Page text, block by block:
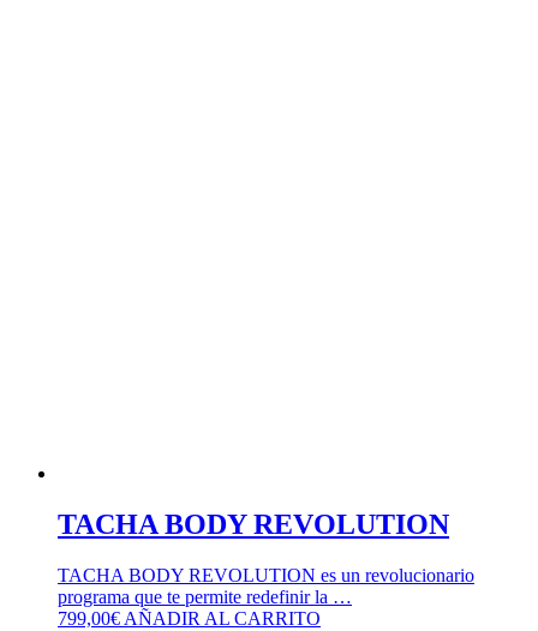
TACHA BODY REVOLUTION
TACHA BODY REVOLUTION es un revolucionario
programa que te permite redefinir la …
799,00€ AÑADIR AL CARRITO